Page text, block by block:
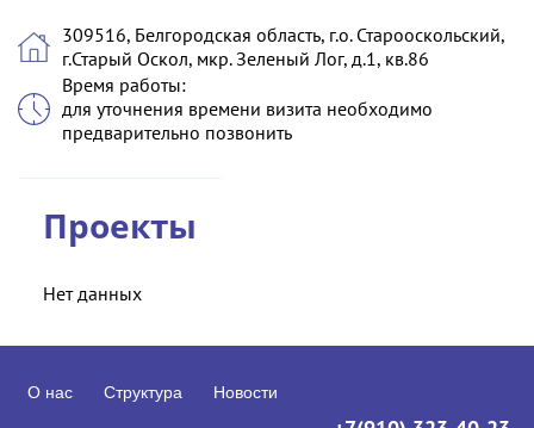
309516, Белгородская область, г.о. Старооскольский,
г.Старый Оскол, мкр. Зеленый Лог, д.1, кв.86
Время работы:
для уточнения времени визита необходимо
предварительно позвонить
Проекты
Нет данных
О нас Структура Новости